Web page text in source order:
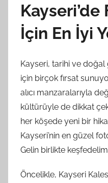
Kayseri’de
İçin En İyi
Kayseri, tarihi ve
için birçok fırsat
alıcı manzaralarıyla
kültürüyle de dikkat
her köşede yeni bir
Kayseri’nin en güzel
Gelin birlikte
Öncelikle, Kayseri